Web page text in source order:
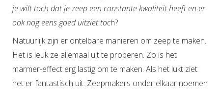
je wilt toch dat je zeep een constante kwaliteit heeft en er
ook nog eens goed uitziet toch?
Natuurlijk zijn er ontelbare manieren om zeep te maken.
Het is leuk ze allemaal uit te proberen. Zo is het
marmer-effect erg lastig om te maken. Als het lukt ziet
het er fantastisch uit. Zeepmakers onder elkaar noemen